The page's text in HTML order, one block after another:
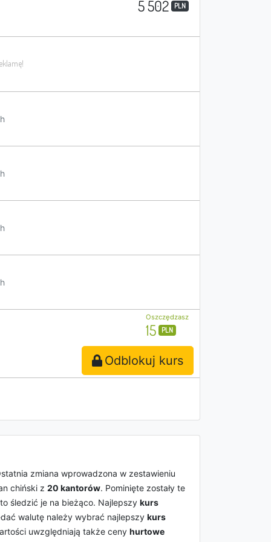
5 502 PLN
Oszczędzasz
15 PLN
Odblokuj kurs
zmiana wprowadzona w zestawieniu
chiński z 20 kantorów. Pominięte zostały te
śledzić je na bieżąco. Najlepszy kurs
walutę należy wybrać najlepszy kurs
uwzględniają także ceny hurtowe